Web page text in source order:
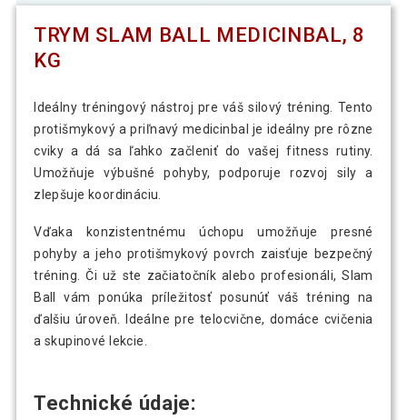
TRYM SLAM BALL MEDICINBAL, 8
KG
Ideálny tréningový nástroj pre váš silový tréning. Tento
protišmykový a priľnavý medicinbal je ideálny pre rôzne
cviky a dá sa ľahko začleniť do vašej fitness rutiny.
Umožňuje výbušné pohyby, podporuje rozvoj sily a
zlepšuje koordináciu.
Vďaka konzistentnému úchopu umožňuje presné
pohyby a jeho protišmykový povrch zaisťuje bezpečný
tréning. Či už ste začiatočník alebo profesionáli, Slam
Ball vám ponúka príležitosť posunúť váš tréning na
ďalšiu úroveň. Ideálne pre telocvične, domáce cvičenia
a skupinové lekcie.
Technické údaje: